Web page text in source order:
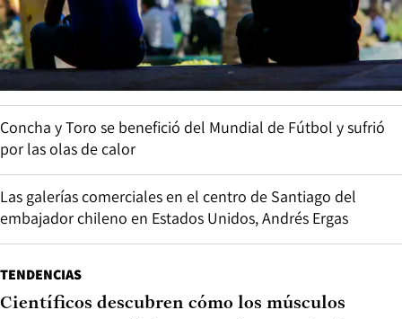
Concha y Toro se benefició del Mundial de Fútbol y sufrió
por las olas de calor
Las galerías comerciales en el centro de Santiago del
embajador chileno en Estados Unidos, Andrés Ergas
TENDENCIAS
Científicos descubren cómo los músculos